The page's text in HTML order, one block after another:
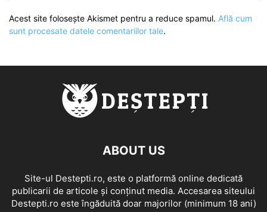
Acest site folosește Akismet pentru a reduce spamul. Află cum
sunt procesate datele comentariilor tale.
ABOUT US
Site-ul Destepti.ro, este o platformă online dedicată
publicarii de articole și conținut media. Accesarea siteului
Destepti.ro este îngăduită doar majorilor (minimum 18 ani)